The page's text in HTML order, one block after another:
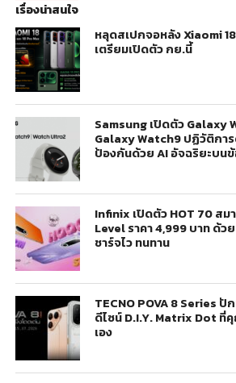
เรื่องน่าสนใจ
หลุดสเปกจอหลัง Xiaomi
เตรียมเปิดตัว กย.นี้
Samsung เปิดตัว Galaxy
Galaxy Watch9 ปฏิวัติกา
ป้องกันด้วย AI อัจฉริยะบน
Infinix เปิดตัว HOT 70 ส
Level ราคา 4,999 บาท ด้ว
ชาร์จไว ทนทาน
TECNO POVA 8 Series ปั
ดีไซน์ D.I.Y. Matrix Dot ที่
เอง